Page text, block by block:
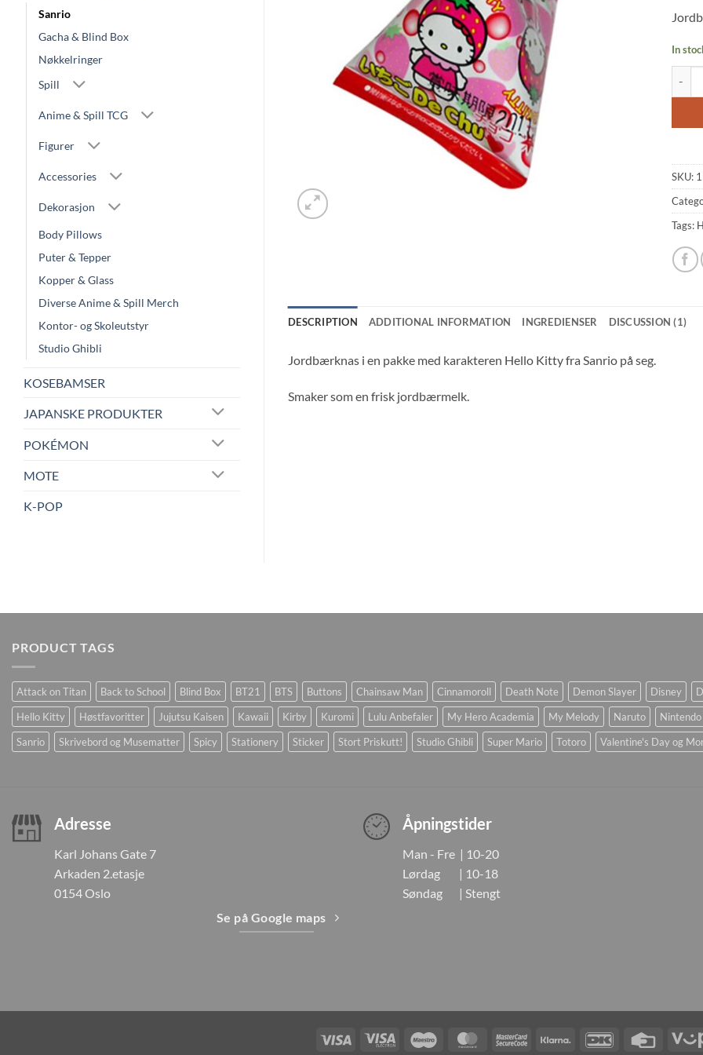
Sanrio
Gacha & Blind Box
Nøkkelringer
Spill
Anime & Spill TCG
Figurer
Accessories
Dekorasjon
Body Pillows
Puter & Tepper
Kopper & Glass
Diverse Anime & Spill Merch
Kontor- og Skoleutstyr
Studio Ghibli
KOSEBAMSER
JAPANSKE PRODUKTER
POKÉMON
MOTE
K-POP
In
SKU:
Tags:
DESCRIPTION ADDITIONAL INFORMATION INGREDIENSER DISCUSSION (1)
Jordbærknas i en pakke med karakteren Hello Kitty fra Sanrio på seg.
Smaker som en frisk jordbærmelk.
PRODUCT TAGS
Attack on Titan Back to School Blind Box BT21 BTS Buttons Chainsaw Man Cinnamoroll Death Note Demon Slayer Disney
Hello Kitty
Høstfavoritter Jujutsu Kaisen Kawaii Kirby Kuromi Lulu Anbefaler My Hero Academia My Melody Naruto Nintendo
Sanrio
Skrivebord og Musematter Spicy Stationery Sticker Stort Priskutt! Studio Ghibli Super Mario Totoro Valentine's Day og
Adresse
Karl Johans Gate 7
Arkaden 2.etasje
0154 Oslo
Se på Google maps
Åpningstider
Man - Fre | 10-20
Lørdag | 10-18
Søndag | Stengt
Visa
Visa
Maestro MasterCardMasterCardKlarna DanKort
Credit